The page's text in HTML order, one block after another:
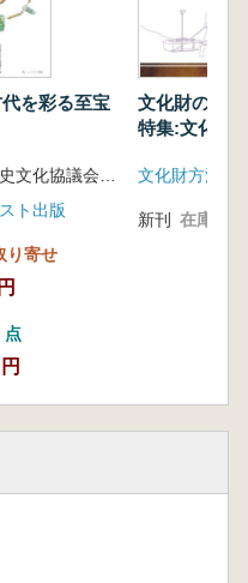
を彩る至宝
ト出版
り寄せ
点
文化財の
特集:文化財
文化財方法論
新刊 在庫なし